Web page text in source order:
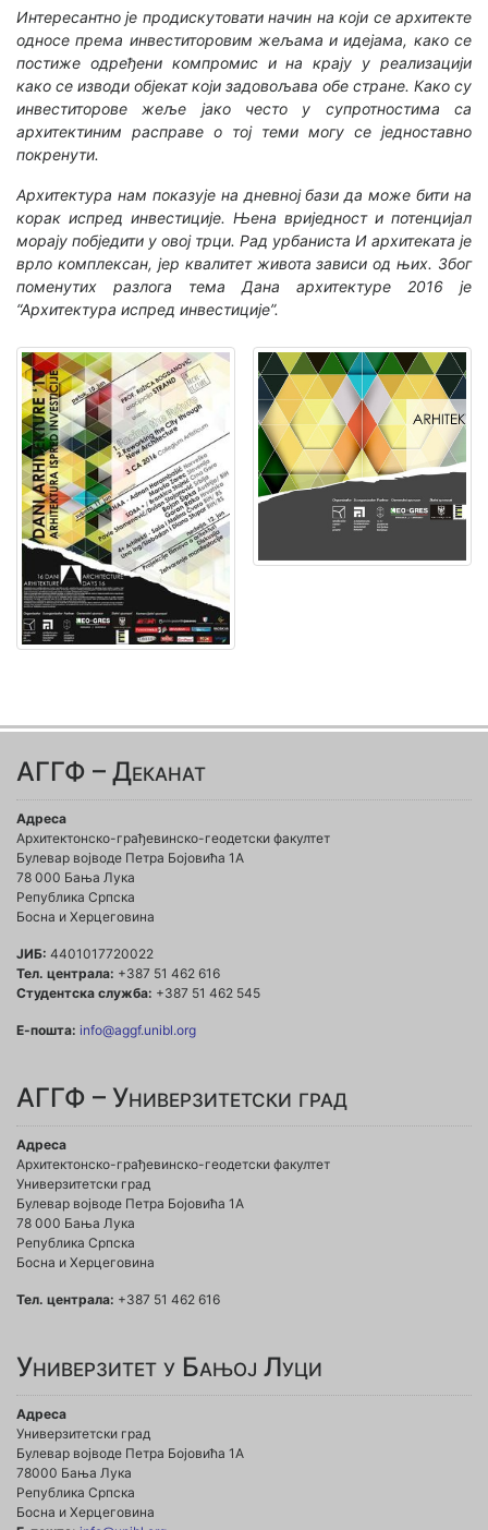
Интересантно је продискутовати начин на који се архитекте
односе према инвеститоровим жељама и идејама, како се
постиже одређени компромис и на крају у реализацији
како се изводи објекат који задовољава обе стране. Како су
инвеститорове жеље јако често у супротностима са
архитектиним расправе о тој теми могу се једноставно
покренути.
Архитектура нам показује на дневној бази да може бити на
корак испред инвестиције. Њена вриједност и потенцијал
морају побједити у овој трци. Рад урбаниста И архитеката је
врло комплексан, јер квалитет живота зависи од њих. Због
поменутих разлога тема Дана архитектуре 2016 је
“Архитектура испред инвестиције”.
АГГФ – Деканат
Адреса
Архитектонско-грађевинско-геодетски факултет
Булевар војводе Петра Бојовића 1A
78 000 Бања Лука
Република Српска
Босна и Херцеговина
ЈИБ: 4401017720022
Тел. централа: +387 51 462 616
Студентска служба: +387 51 462 545
Е-пошта: info@aggf.unibl.org
АГГФ – Универзитетски град
Адреса
Архитектонско-грађевинско-геодетски факултет
Универзитетски град
Булевар војводе Петра Бојовића 1A
78 000 Бања Лука
Република Српска
Босна и Херцеговина
Тел. централа: +387 51 462 616
Универзитет у Бањој Луци
Адреса
Универзитетски град
Булевар војводе Петра Бојовића 1А
78000 Бања Лука
Република Српска
Босна и Херцеговина